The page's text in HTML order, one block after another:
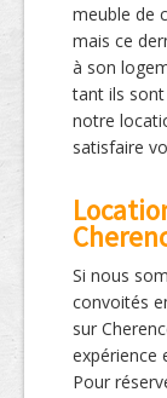
meuble de
mais ce
à son
tant ils
notre
satisfaire
Si nous
convoités
sur
expérience
Pour